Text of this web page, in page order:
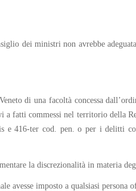
dei ministri non avrebbe
di una facoltà concessa
fatti commessi nel territorio della
416-ter cod. pen. o per i delitti
la discrezionalità in materia
avesse imposto a qualsiasi persona